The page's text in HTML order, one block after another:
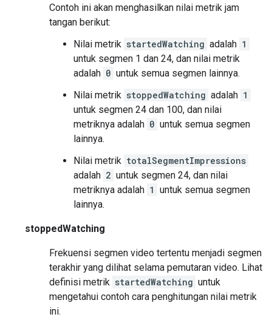
Contoh ini akan menghasilkan nilai metrik jam
tangan berikut:
Nilai metrik startedWatching adalah 1
untuk segmen 1 dan 24, dan nilai metrik
adalah 0 untuk semua segmen lainnya.
Nilai metrik stoppedWatching adalah 1
untuk segmen 24 dan 100, dan nilai
metriknya adalah 0 untuk semua segmen
lainnya.
Nilai metrik totalSegmentImpressions
adalah 2 untuk segmen 24, dan nilai
metriknya adalah 1 untuk semua segmen
lainnya.
stoppedWatching
Frekuensi segmen video tertentu menjadi segmen
terakhir yang dilihat selama pemutaran video. Lihat
definisi metrik startedWatching untuk
mengetahui contoh cara penghitungan nilai metrik
ini.